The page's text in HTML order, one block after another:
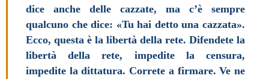
dice anche delle cazzate, ma c’è sempre
qualcuno che dice: «Tu hai detto una cazzata».
Ecco, questa è la libertà della rete. Difendete la
libertà della rete, impedite la censura,
impedite la dittatura. Correte a firmare. Ve ne